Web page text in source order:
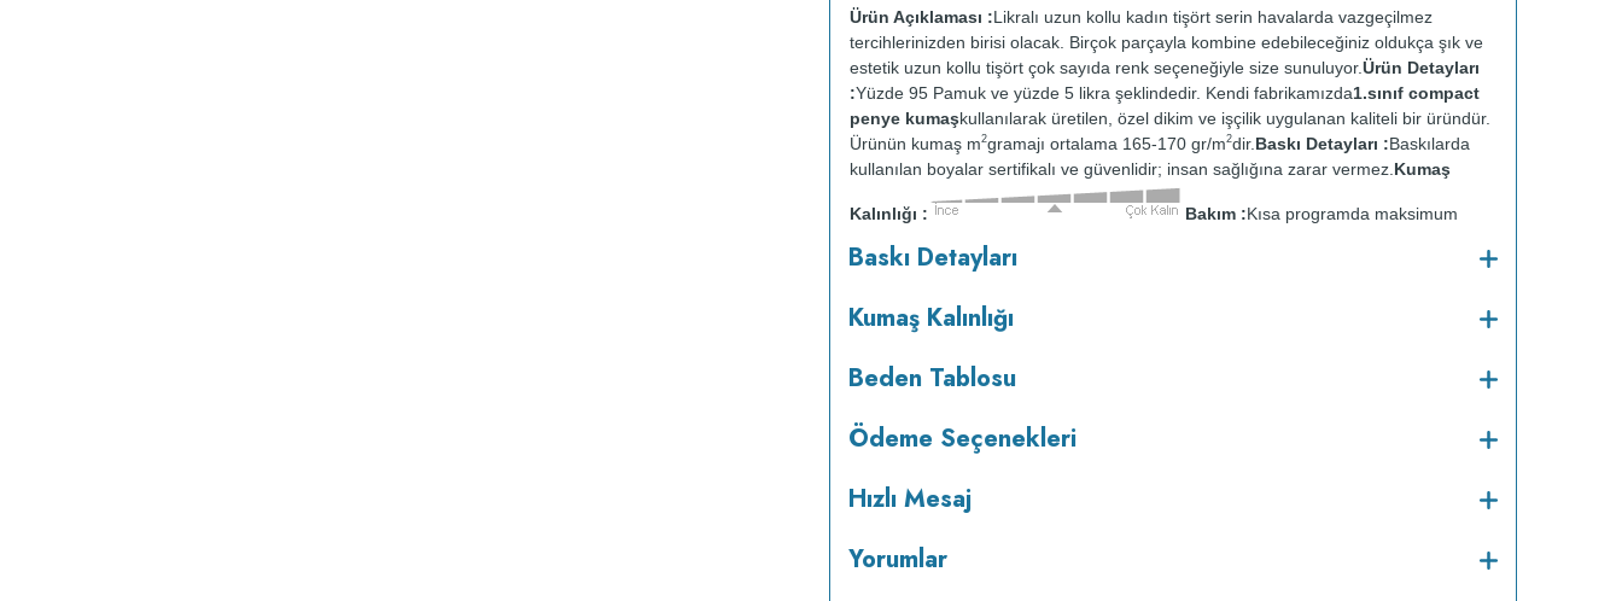
Ürün Açıklaması :Likralı uzun kollu kadın tişört serin havalarda vazgeçilmez
tercihlerinizden birisi olacak. Birçok parçayla kombine edebileceğiniz oldukça şık ve
estetik uzun kollu tişört çok sayıda renk seçeneğiyle size sunuluyor.Ürün Detayları
:Yüzde 95 Pamuk ve yüzde 5 likra şeklindedir. Kendi fabrikamızda1.sınıf compact
penye kumaşkullanılarak üretilen, özel dikim ve işçilik uygulanan kaliteli bir üründür.
Ürünün kumaş m2gramajı ortalama 165-170 gr/m2dir. Baskı Detayları :Baskılarda
kullanılan boyalar sertifikalı ve güvenlidir; insan sağlığına zarar vermez. Kumaş
Kalınlığı : Bakım :Kısa programda maksimum
kurutulmaz.Orta ısıda ve tersten ütülenir.
Baskı Detayları
Kumaş Kalınlığı
Beden Tablosu
Ödeme Seçenekleri
Hızlı Mesaj
Yorumlar